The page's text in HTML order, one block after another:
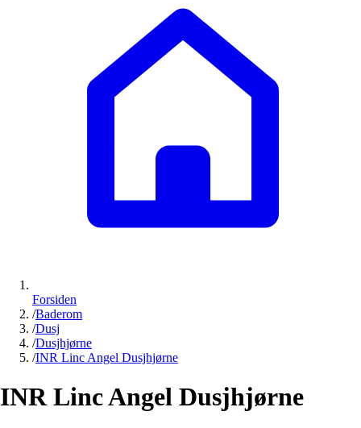
Forsiden
/Baderom
/Dusj
/Dusjhjørne
/INR Linc Angel Dusjhjørne
INR Linc Angel Dusjhjørne